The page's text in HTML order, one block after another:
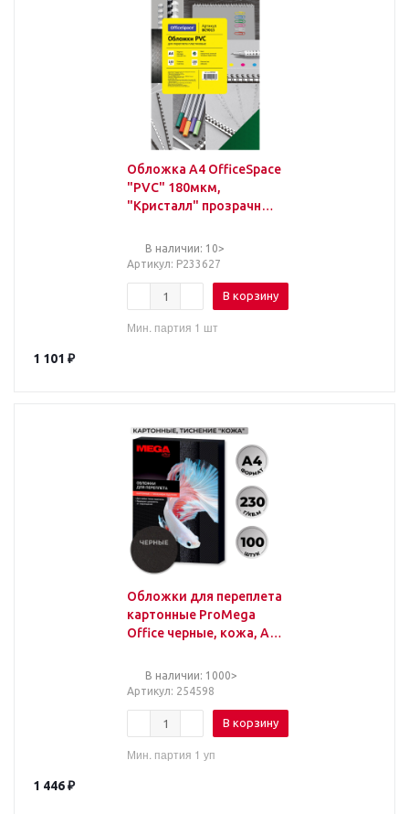
Обложка А4 OfficeSpace
"PVC" 180мкм,
"Кристалл" прозрачный
В наличии: 10>
Артикул: Р233627
В корзину
Мин. партия 1 шт
1 101 ₽
Обложки для переплета
картонные ProMega
Office черные, кожа, А4,
В наличии: 1000>
Артикул: 254598
В корзину
Мин. партия 1 уп
1 446₽